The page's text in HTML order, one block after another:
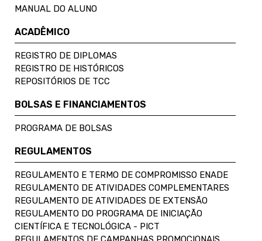
MANUAL DO ALUNO
ACADÊMICO
REGISTRO DE DIPLOMAS
REGISTRO DE HISTÓRICOS
REPOSITÓRIOS DE TCC
BOLSAS E FINANCIAMENTOS
PROGRAMA DE BOLSAS
REGULAMENTOS
REGULAMENTO E TERMO DE COMPROMISSO ENADE
REGULAMENTO DE ATIVIDADES COMPLEMENTARES
REGULAMENTO DE ATIVIDADES DE EXTENSÃO
REGULAMENTO DO PROGRAMA DE INICIAÇÃO
CIENTÍFICA E TECNOLÓGICA - PICT